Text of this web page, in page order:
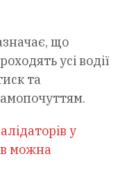
що
усі водії
та
у
можна